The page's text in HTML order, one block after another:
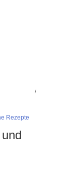
Rezepte